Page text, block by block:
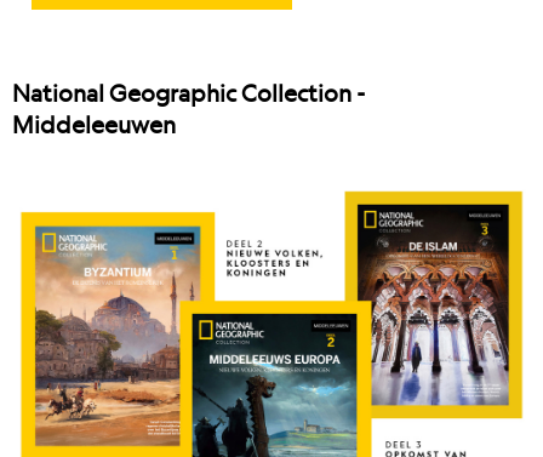
National Geographic Collection -
Middeleeuwen